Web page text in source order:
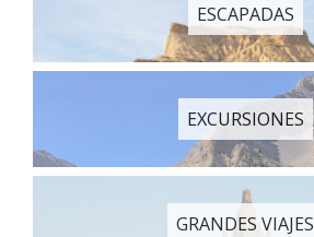
ESCAPADAS
EXCURSIONES
GRANDES VIAJES